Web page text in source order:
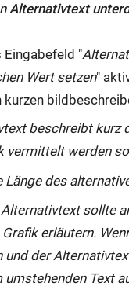
Alternativtext
Eingabefeld "
Wert setzen"
kurzen
beschreibt kurz
vermittelt werden
Länge des
Alternativtext sollte
erläutern.
und der
umstehenden Text